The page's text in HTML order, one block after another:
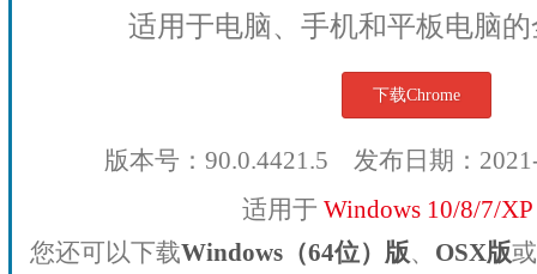
适用于电脑、手机和平板电脑
下载Chrome
版本号：90.0.4421.5 发布日期：
适用于 Windows 10/8/7/
您还可以下载Windows（64位）版、 OSX版或